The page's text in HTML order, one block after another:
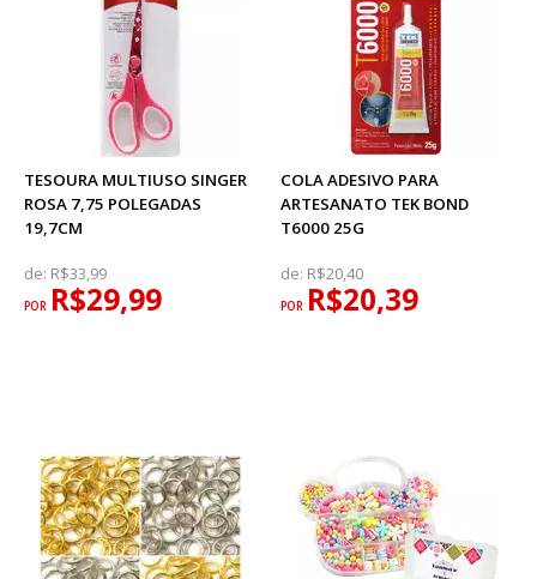
TESOURA MULTIUSO SINGER
ROSA 7,75 POLEGADAS
19,7CM
de: R$33,99
POR R$29,99
COLA ADESIVO PARA
ARTESANATO TEK BOND
T6000 25G
de: R$20,40
POR R$20,39